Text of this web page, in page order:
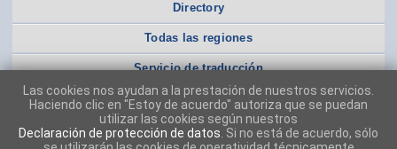
Directory
Todas las regiones
Servicio de traducción
Las cookies nos ayudan a la prestación de nuestros servicios.
Haciendo clic en "Estoy de acuerdo" autoriza que se puedan
utilizar las cookies según nuestros
Declaración de protección de datos . Si no está de acuerdo, sólo